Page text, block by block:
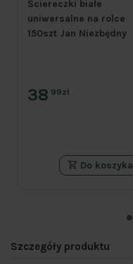
Ściereczki białe
uniwersalne na rolce
150szt Jan Niezbędny
38 99zł
Do koszyka
Szczegóły produktu